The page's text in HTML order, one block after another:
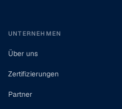
UNTERNEHMEN
Über uns
Zertifizierungen
Partner